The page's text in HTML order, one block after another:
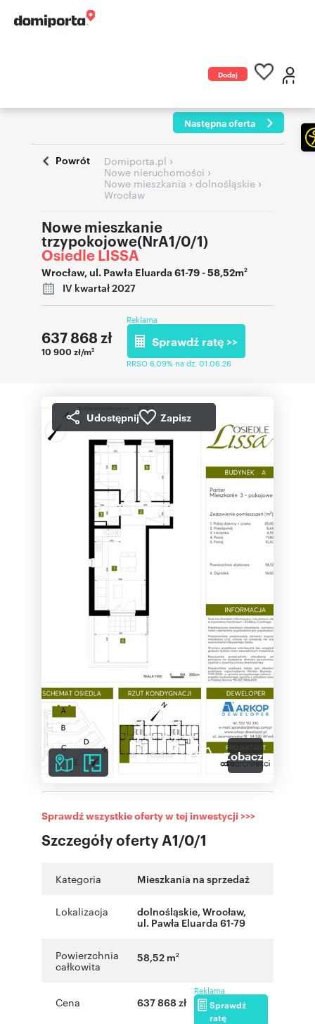
Dodaj
Następna oferta
Powrót Domiporta.pl ›
Nowe nieruchomości ›
Nowe mieszkania › dolnośląskie ›
Wrocław
Nowe mieszkanie
trzypokojowe(NrA1/0/1)
Osiedle LISSA
Wrocław, ul. Pawła Eluarda 61-79- 58,52m2
IV kwartał 2027
637 868 zł
10 900 zł/m2
Reklama
Sprawdź ratę >>
RRSO 6,09% na dz. 01.06.26
Udostępnij Zapisz
7 Zobacz galerię
Szczegóły oferty A1/0/1
Sprawdź wszystkie oferty w tej inwestycji >>>
Kategoria Mieszkania na sprzedaż
Lokalizacja dolnośląskie, Wrocław,
ul. Pawła Eluarda 61-79
Powierzchnia
całkowita
58,52 m2
Cena 637 868 zł
Reklama
Sprawdź
ratę